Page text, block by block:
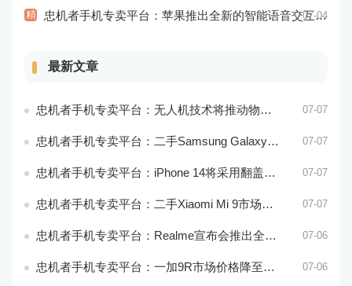
精 忠机者手机专卖平台：苹果推出全新的智能语音交互系统07-04
最新文章
忠机者手机专卖平台：无人机技术将推动物流行业的智能化发展 07-07
忠机者手机专卖平台：二手Samsung Galaxy M21市场价格相对稳定 07-07
忠机者手机专卖平台：iPhone 14将采用翻盖式设计？ 07-07
忠机者手机专卖平台：二手Xiaomi Mi 9市场价格相对稳定 07-07
忠机者手机专卖平台：Realme宣布会推出全新Realme X10 Max 5G 07-06
忠机者手机专卖平台：一加9R市场价格降至2000元以下 07-06